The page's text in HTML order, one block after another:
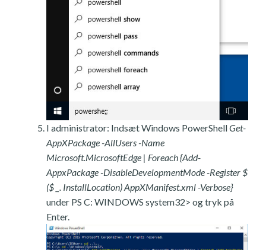
I administrator: Indsæt Windows PowerShellGet-
AppXPackage -AllUsers -Name
Microsoft.MicrosoftEdge | Foreach {Add-
AppxPackage -DisableDevelopmentMode -Register $
($ _. InstallLocation) AppXManifest.xml -Verbose}
under PS C: WINDOWS system32> og tryk på
Enter.